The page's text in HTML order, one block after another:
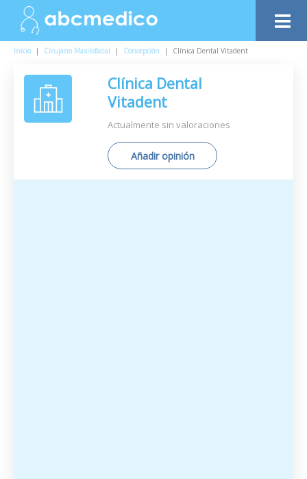
Inicio | Cirujano Maxilofacial | Concepción | Clínica Dental Vitadent
Clínica Dental
Vitadent
Actualmente sin valoraciones
Añadir opinión